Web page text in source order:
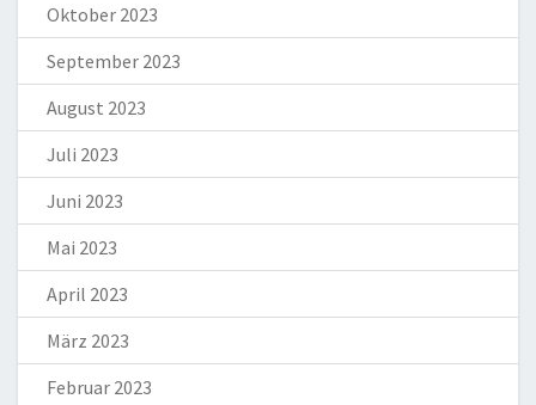
Oktober 2023
September 2023
August 2023
Juli 2023
Juni 2023
Mai 2023
April 2023
März 2023
Februar 2023